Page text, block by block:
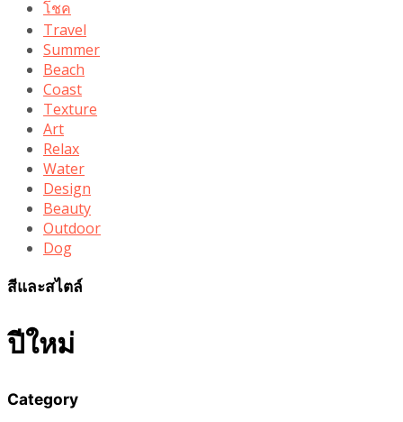
โชค
Travel
Summer
Beach
Coast
Texture
Art
Relax
Water
Design
Beauty
Outdoor
Dog
สีและสไตล์
ปีใหม่
Category